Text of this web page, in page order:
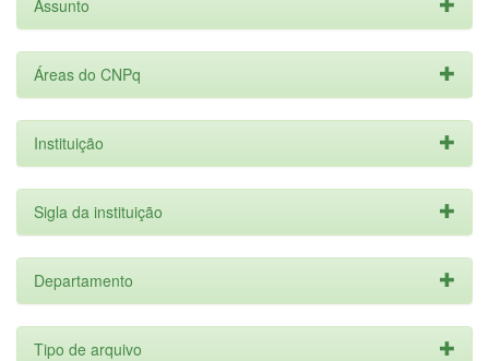
Assunto
Áreas do CNPq
Instituição
Sigla da instituição
Departamento
Tipo de arquivo